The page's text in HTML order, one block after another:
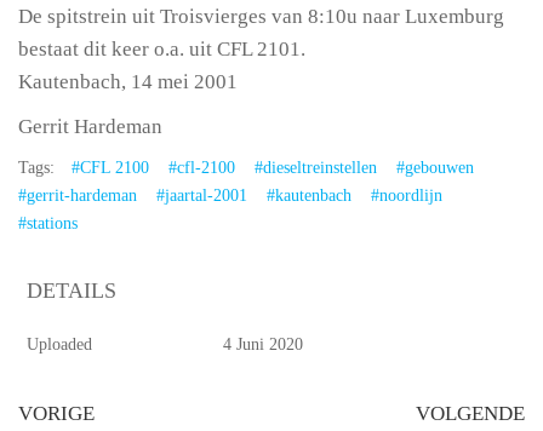
De spitstrein uit Troisvierges van 8:10u naar Luxemburg
bestaat dit keer o.a. uit CFL 2101.
Kautenbach, 14 mei 2001
Gerrit Hardeman
Tags: #CFL 2100 #cfl-2100 #dieseltreinstellen
#gebouwen
#gerrit-hardeman
#jaartal-2001 #kautenbach
#noordlijn
#stations
DETAILS
Uploaded 4 Juni 2020
VORIGE
VOLGENDE